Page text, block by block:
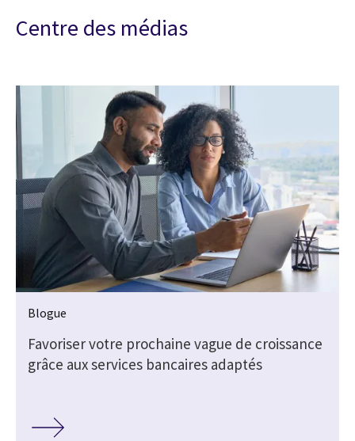
Centre des médias
Blogue
Favoriser votre prochaine vague de croissance
grâce aux services bancaires adaptés